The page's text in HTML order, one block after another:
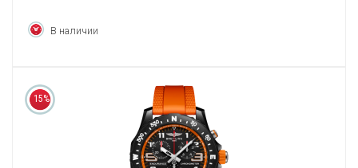
В наличии
15%